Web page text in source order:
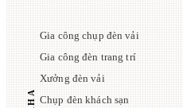
Gia công chụp đèn vải
Gia công đèn trang trí
Xưởng đèn vải
Chụp đèn khách sạn